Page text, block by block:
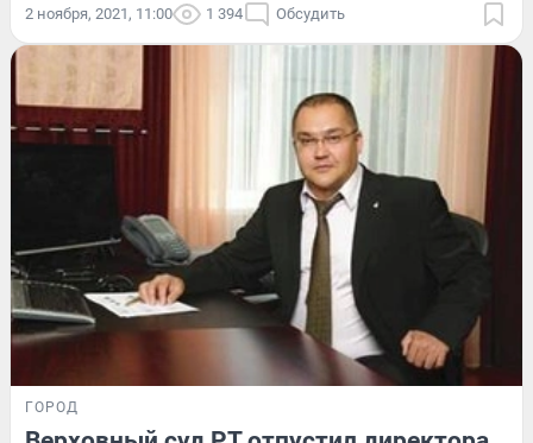
2 ноября, 2021, 11:00 1 394 Обсудить
ГОРОД